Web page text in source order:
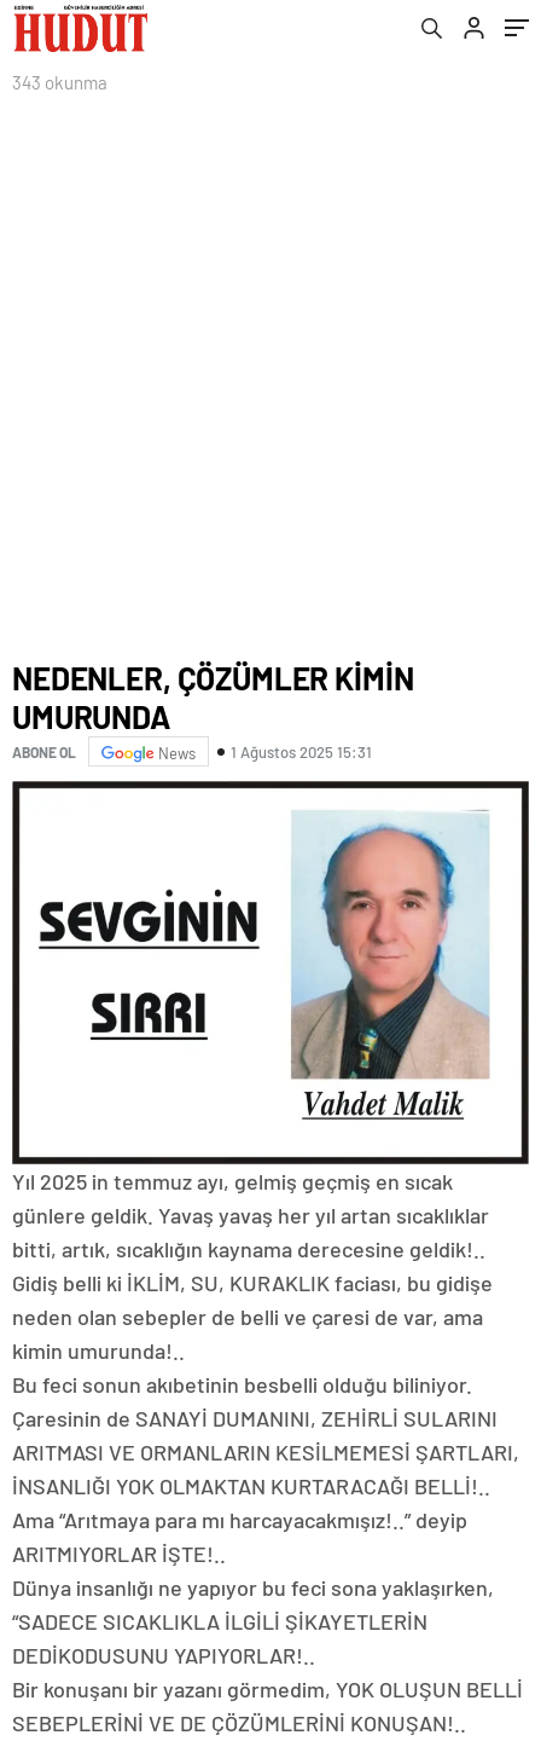
343 okunma
NEDENLER, ÇÖZÜMLER KİMİN
UMURUNDA
ABONE OL News 1 Ağustos 2025 15:31
Yıl 2025 in temmuz ayı, gelmiş geçmiş en sıcak
günlere geldik. Yavaş yavaş her yıl artan sıcaklıklar
bitti, artık, sıcaklığın kaynama derecesine geldik!..
Gidiş belli ki İKLİM, SU, KURAKLIK faciası, bu gidişe
neden olan sebepler de belli ve çaresi de var, ama
kimin umurunda!..
Bu feci sonun akıbetinin besbelli olduğu biliniyor.
Çaresinin de SANAYİ DUMANINI, ZEHİRLİ SULARINI
ARITMASI VE ORMANLARIN KESİLMEMESİ ŞARTLARI,
İNSANLIĞI YOK OLMAKTAN KURTARACAĞI BELLİ!..
Ama “Arıtmaya para mı harcayacakmışız!..” deyip
ARITMIYORLAR İŞTE!..
Dünya insanlığı ne yapıyor bu feci sona yaklaşırken,
“SADECE SICAKLIKLA İLGİLİ ŞİKAYETLERİN
DEDİKODUSUNU YAPIYORLAR!..
Bir konuşanı bir yazanı görmedim, YOK OLUŞUN BELLİ
SEBEPLERİNİ VE DE ÇÖZÜMLERİNİ KONUŞAN!..